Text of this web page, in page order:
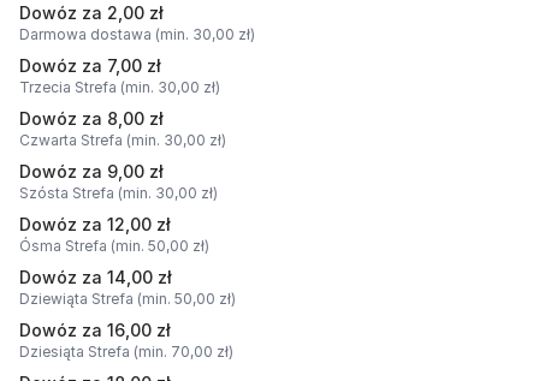
Dowóz za 2,00 zł
Darmowa dostawa (min. 30,00 zł)
Dowóz za 7,00 zł
Trzecia Strefa (min. 30,00 zł)
Dowóz za 8,00 zł
Czwarta Strefa (min. 30,00 zł)
Dowóz za 9,00 zł
Szósta Strefa (min. 30,00 zł)
Dowóz za 12,00 zł
Ósma Strefa (min. 50,00 zł)
Dowóz za 14,00 zł
Dziewiąta Strefa (min. 50,00 zł)
Dowóz za 16,00 zł
Dziesiąta Strefa (min. 70,00 zł)